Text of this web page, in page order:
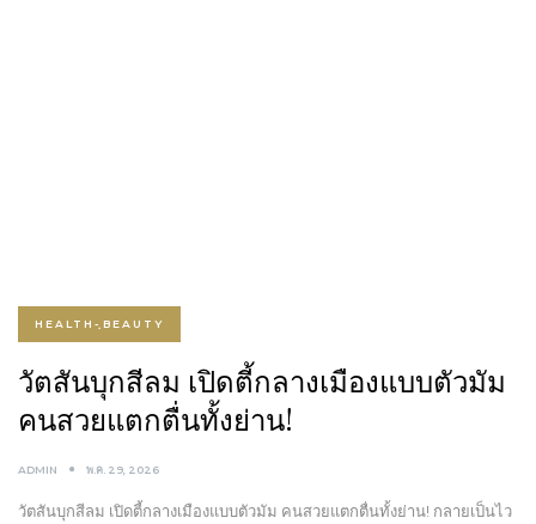
HEALTH-ฺBEAUTY
วัตสันบุกสีลม เปิดตี้กลางเมืองแบบตัวมัม
คนสวยแตกตื่นทั้งย่าน!
ADMIN พ.ค. 29, 2026
วัตสันบุกสีลม เปิดตี้กลางเมืองแบบตัวมัม คนสวยแตกตื่นทั้งย่าน! กลายเป็นไว